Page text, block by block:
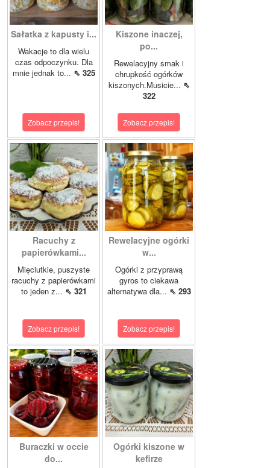
Sałatka z kapusty i...
Wakacje to dla wielu
czas odpoczynku. Dla
mnie jednak to... ⇖ 325
Zobacz przepis!
Kiszone inaczej,
po...
Rewelacyjny smak i
chrupkość ogórków
kiszonych.Musicie... ⇖
322
Zobacz przepis!
Racuchy z
papierówkami...
Mięciutkie, puszyste
racuchy z papierówkami
to jeden z... ⇖ 321
Zobacz przepis!
Rewelacyjne ogórki
w...
Ogórki z przyprawą
gyros to ciekawa
alternatywa dla... ⇖ 293
Zobacz przepis!
Buraczki w occie
do...
Ogórki kiszone w
kefirze